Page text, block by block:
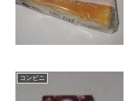
コンビニ